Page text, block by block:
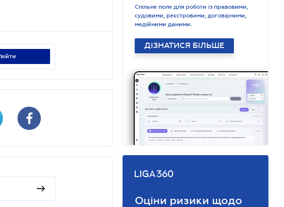
увійти
Спільне поле для роботи із правовими,
судовими, реєстровими, договірними,
медійними даними.
ДІЗНАТИСЯ БІЛЬШЕ
Оціни ризики щодо